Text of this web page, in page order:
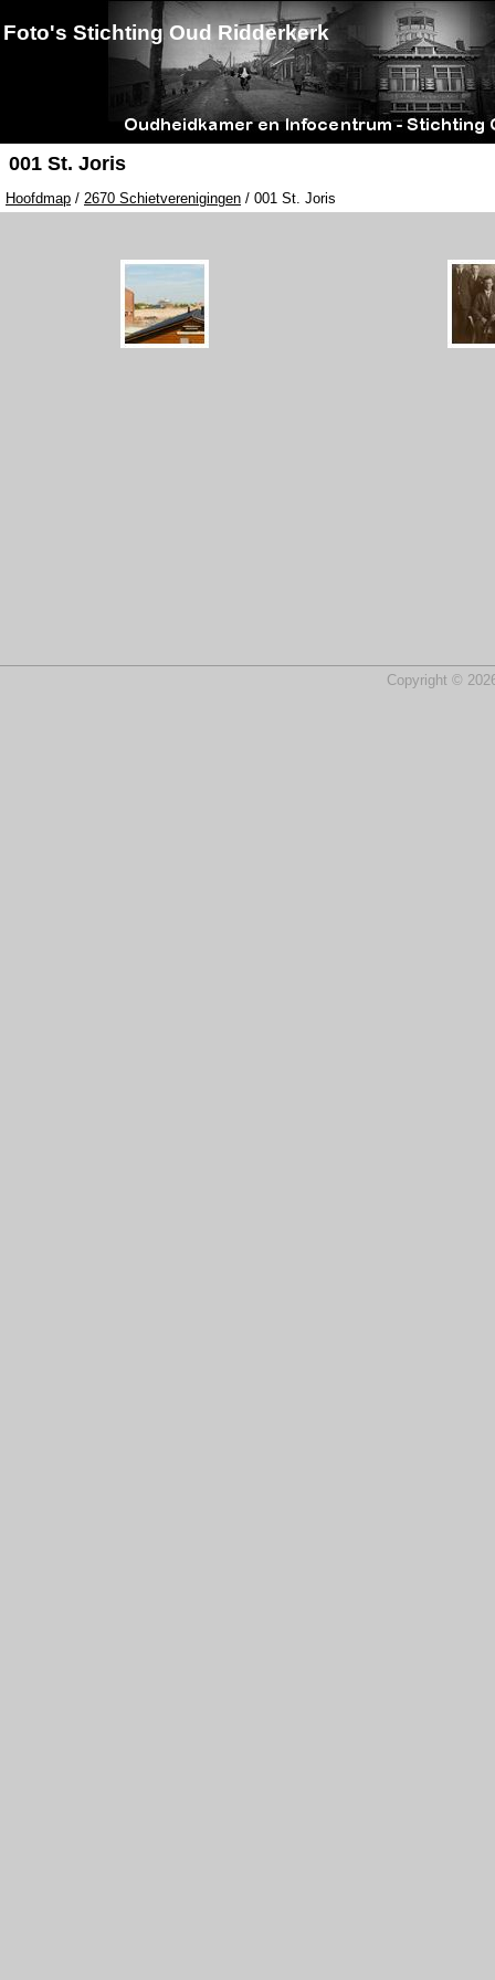
Foto's Stichting Oud Ridderkerk
001 St. Joris
Hoofdmap / 2670 Schietverenigingen / 001 St. Joris
Copyright ©